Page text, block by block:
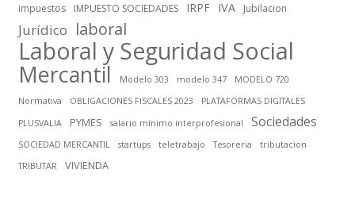
impuestos
IMPUESTO SOCIEDADES IRPF IVA Jubilacion
Jurídico laboral
Laboral y Seguridad Social
Mercantil Modelo 303 modelo 347
MODELO 720
Normativa
OBLIGACIONES FISCALES 2023
PLATAFORMAS DIGITALES
PLUSVALIA
PYMES salario mínimo interprofesional Sociedades
SOCIEDAD MERCANTIL startups teletrabajo Tesoreria
tributacion
TRIBUTAR
VIVIENDA